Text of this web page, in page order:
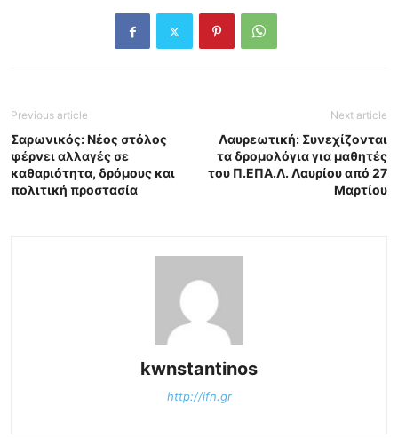
Previous article
Σαρωνικός: Νέος στόλος
φέρνει αλλαγές σε
καθαριότητα, δρόμους και
πολιτική προστασία
Next article
Λαυρεωτική: Συνεχίζονται
τα δρομολόγια για μαθητές
του Π.ΕΠΑ.Λ. Λαυρίου από 27
Μαρτίου
kwnstantinos
http://ifn.gr